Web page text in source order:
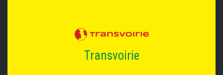
Transvoirie